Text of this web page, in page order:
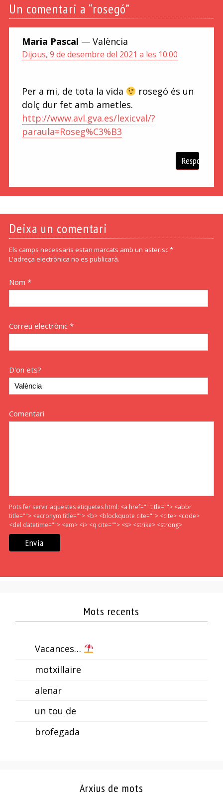
Un comentari a “rosegó”
Maria Pascal — València
Dijous, 9 de desembre del 2021 a les 10:00
Per a mi, de tota la vida
rosegó és un
dolç dur fet amb ametles.
http://www.avl.gva.es/lexicval/?
paraula=Roseg%C3%B3
Respon
Deixa un comentari
Els camps necessaris estan marcats amb un asterisc *
L'adreça electrònica no es publicarà.
Nom *
Correu electrònic *
D'on ets?
Comentari
Pots fer servir aquestes etiquetes html: <a href="" title=""> <abbr
title=""> <acronym title=""> <b> <blockquote cite=""> <cite> <code>
<del datetime=""> <em> <i> <q cite=""> <s> <strike> <strong>
Mots recents
Vacances…
motxillaire
alenar
un tou de
brofegada
Arxius de mots